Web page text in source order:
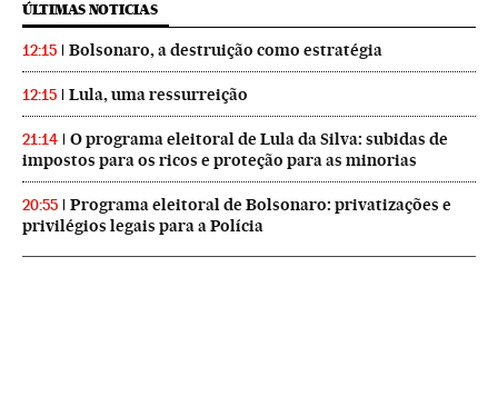
ÚLTIMAS NOTICIAS
12:15 Bolsonaro, a destruição como estratégia
12:15 Lula, uma ressurreição
21:14
O programa eleitoral de Lula da Silva: subidas de
impostos para os ricos e proteção para as minorias
20:55
Programa eleitoral de Bolsonaro: privatizações e
privilégios legais para a Polícia